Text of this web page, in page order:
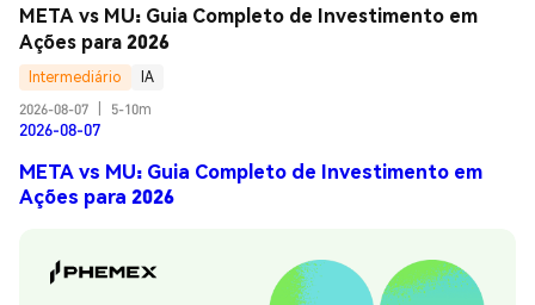
META vs MU: Guia Completo de Investimento em
Ações para 2026
Intermediário
IA
2026-08-07
5-10m
2026-08-07
META vs MU: Guia Completo de Investimento em
Ações para 2026